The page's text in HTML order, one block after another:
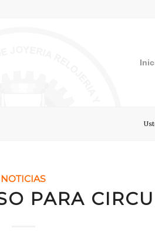
NOTICIAS
PARA